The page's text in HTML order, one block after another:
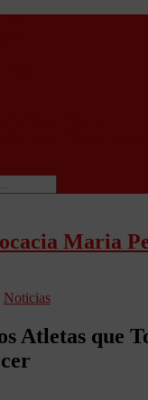
Noticias
Atletas que